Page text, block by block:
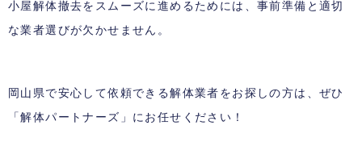
小屋解体撤去をスムーズに進めるためには、事前準備と適切
な業者選びが欠かせません。
岡山県で安心して依頼できる解体業者をお探しの方は、ぜひ
「解体パートナーズ」にお任せください！